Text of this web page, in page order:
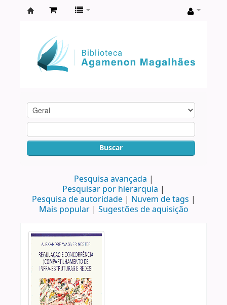
Agamenon
Magalhães
Buscar
Pesquisa avançada
Pesquisar por hierarquia
Pesquisa de autoridade
Nuvem de tags
Mais popular
Sugestões de aquisição